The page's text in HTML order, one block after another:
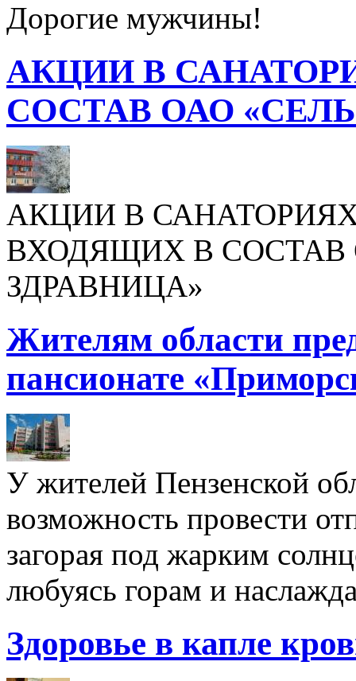
Дорогие мужчины!
АКЦИИ В
СОСТАВ ОАО
АКЦИИ В
ВХОДЯЩИХ В СОСТАВ
ЗДРАВНИЦА»
Жителям области
пансионате
У жителей Пензенской
возможность провести
загорая под жарким
любуясь горам и
Здоровье в капле